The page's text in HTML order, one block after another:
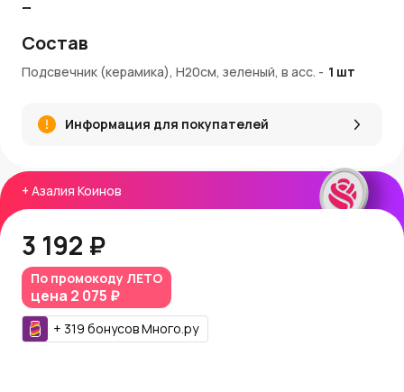
+ Азалия Коинов
3 192 ₽
По промокоду ЛЕТО
цена 2 075 ₽
+ 319 бонусовМного.ру
Преимущества подсвечника:
Качественная керамика с гладкой поверхностью и
Высота 20 см — оптимальный размер для создания
Универсальный дизайн, подходящий для разных
стилей интерьера
цвета
Артикул: 31556
Подсвечник можно купить в AzaliaNow с доставкой по
Москве и Московской области. При покупке
начисляютсяАзалия Коины
следующих заказов.
Подробнее:
Состав
Подсвечник (керамика), Н20см, зеленый, в асс. - 1 шт
Информация для покупателей